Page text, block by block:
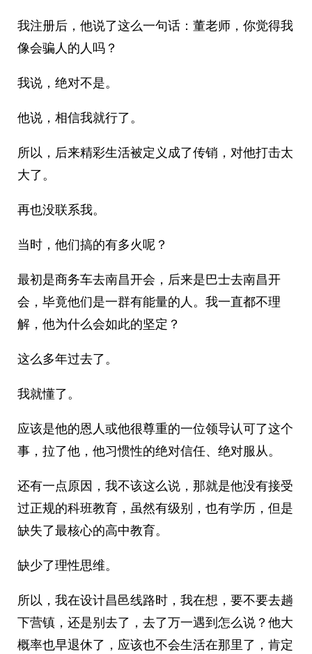
我注册后，他说了这么一句话：董老师，你觉得我
像会骗人的人吗？
我说，绝对不是。
他说，相信我就行了。
所以，后来精彩生活被定义成了传销，对他打击太
大了。
再也没联系我。
当时，他们搞的有多火呢？
最初是商务车去南昌开会，后来是巴士去南昌开
会，毕竟他们是一群有能量的人。我一直都不理
解，他为什么会如此的坚定？
这么多年过去了。
我就懂了。
应该是他的恩人或他很尊重的一位领导认可了这个
事，拉了他，他习惯性的绝对信任、绝对服从。
还有一点原因，我不该这么说，那就是他没有接受
过正规的科班教育，虽然有级别，也有学历，但是
缺失了最核心的高中教育。
缺少了理性思维。
所以，我在设计昌邑线路时，我在想，要不要去趟
下营镇，还是别去了，去了万一遇到怎么说？他大
概率也早退休了，应该也不会生活在那里了，肯定